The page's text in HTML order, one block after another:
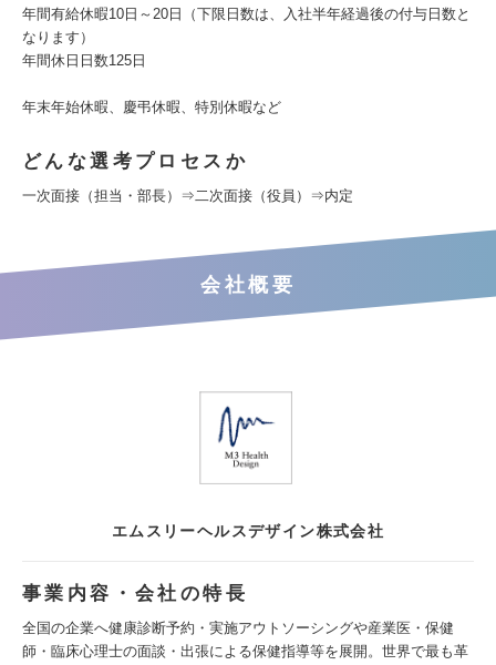
年間有給休暇10日～20日（下限日数は、入社半年経過後の付与日数と
なります）
年間休日日数125日
年末年始休暇、慶弔休暇、特別休暇など
どんな選考プロセスか
一次面接（担当・部長）⇒二次面接（役員）⇒内定
会社概要
エムスリーヘルスデザイン株式会社
事業内容・会社の特長
全国の企業へ健康診断予約・実施アウトソーシングや産業医・保健
師・臨床心理士の面談・出張による保健指導等を展開。世界で最も革